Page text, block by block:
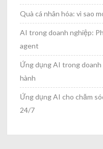
Quà cá nhân hóa: vì sao
AI trong doanh nghiệp:
agent
Ứng dụng AI trong
hành
Ứng dụng AI cho chăm
24/7